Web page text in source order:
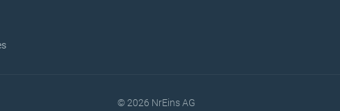
© 2026 NrEins AG